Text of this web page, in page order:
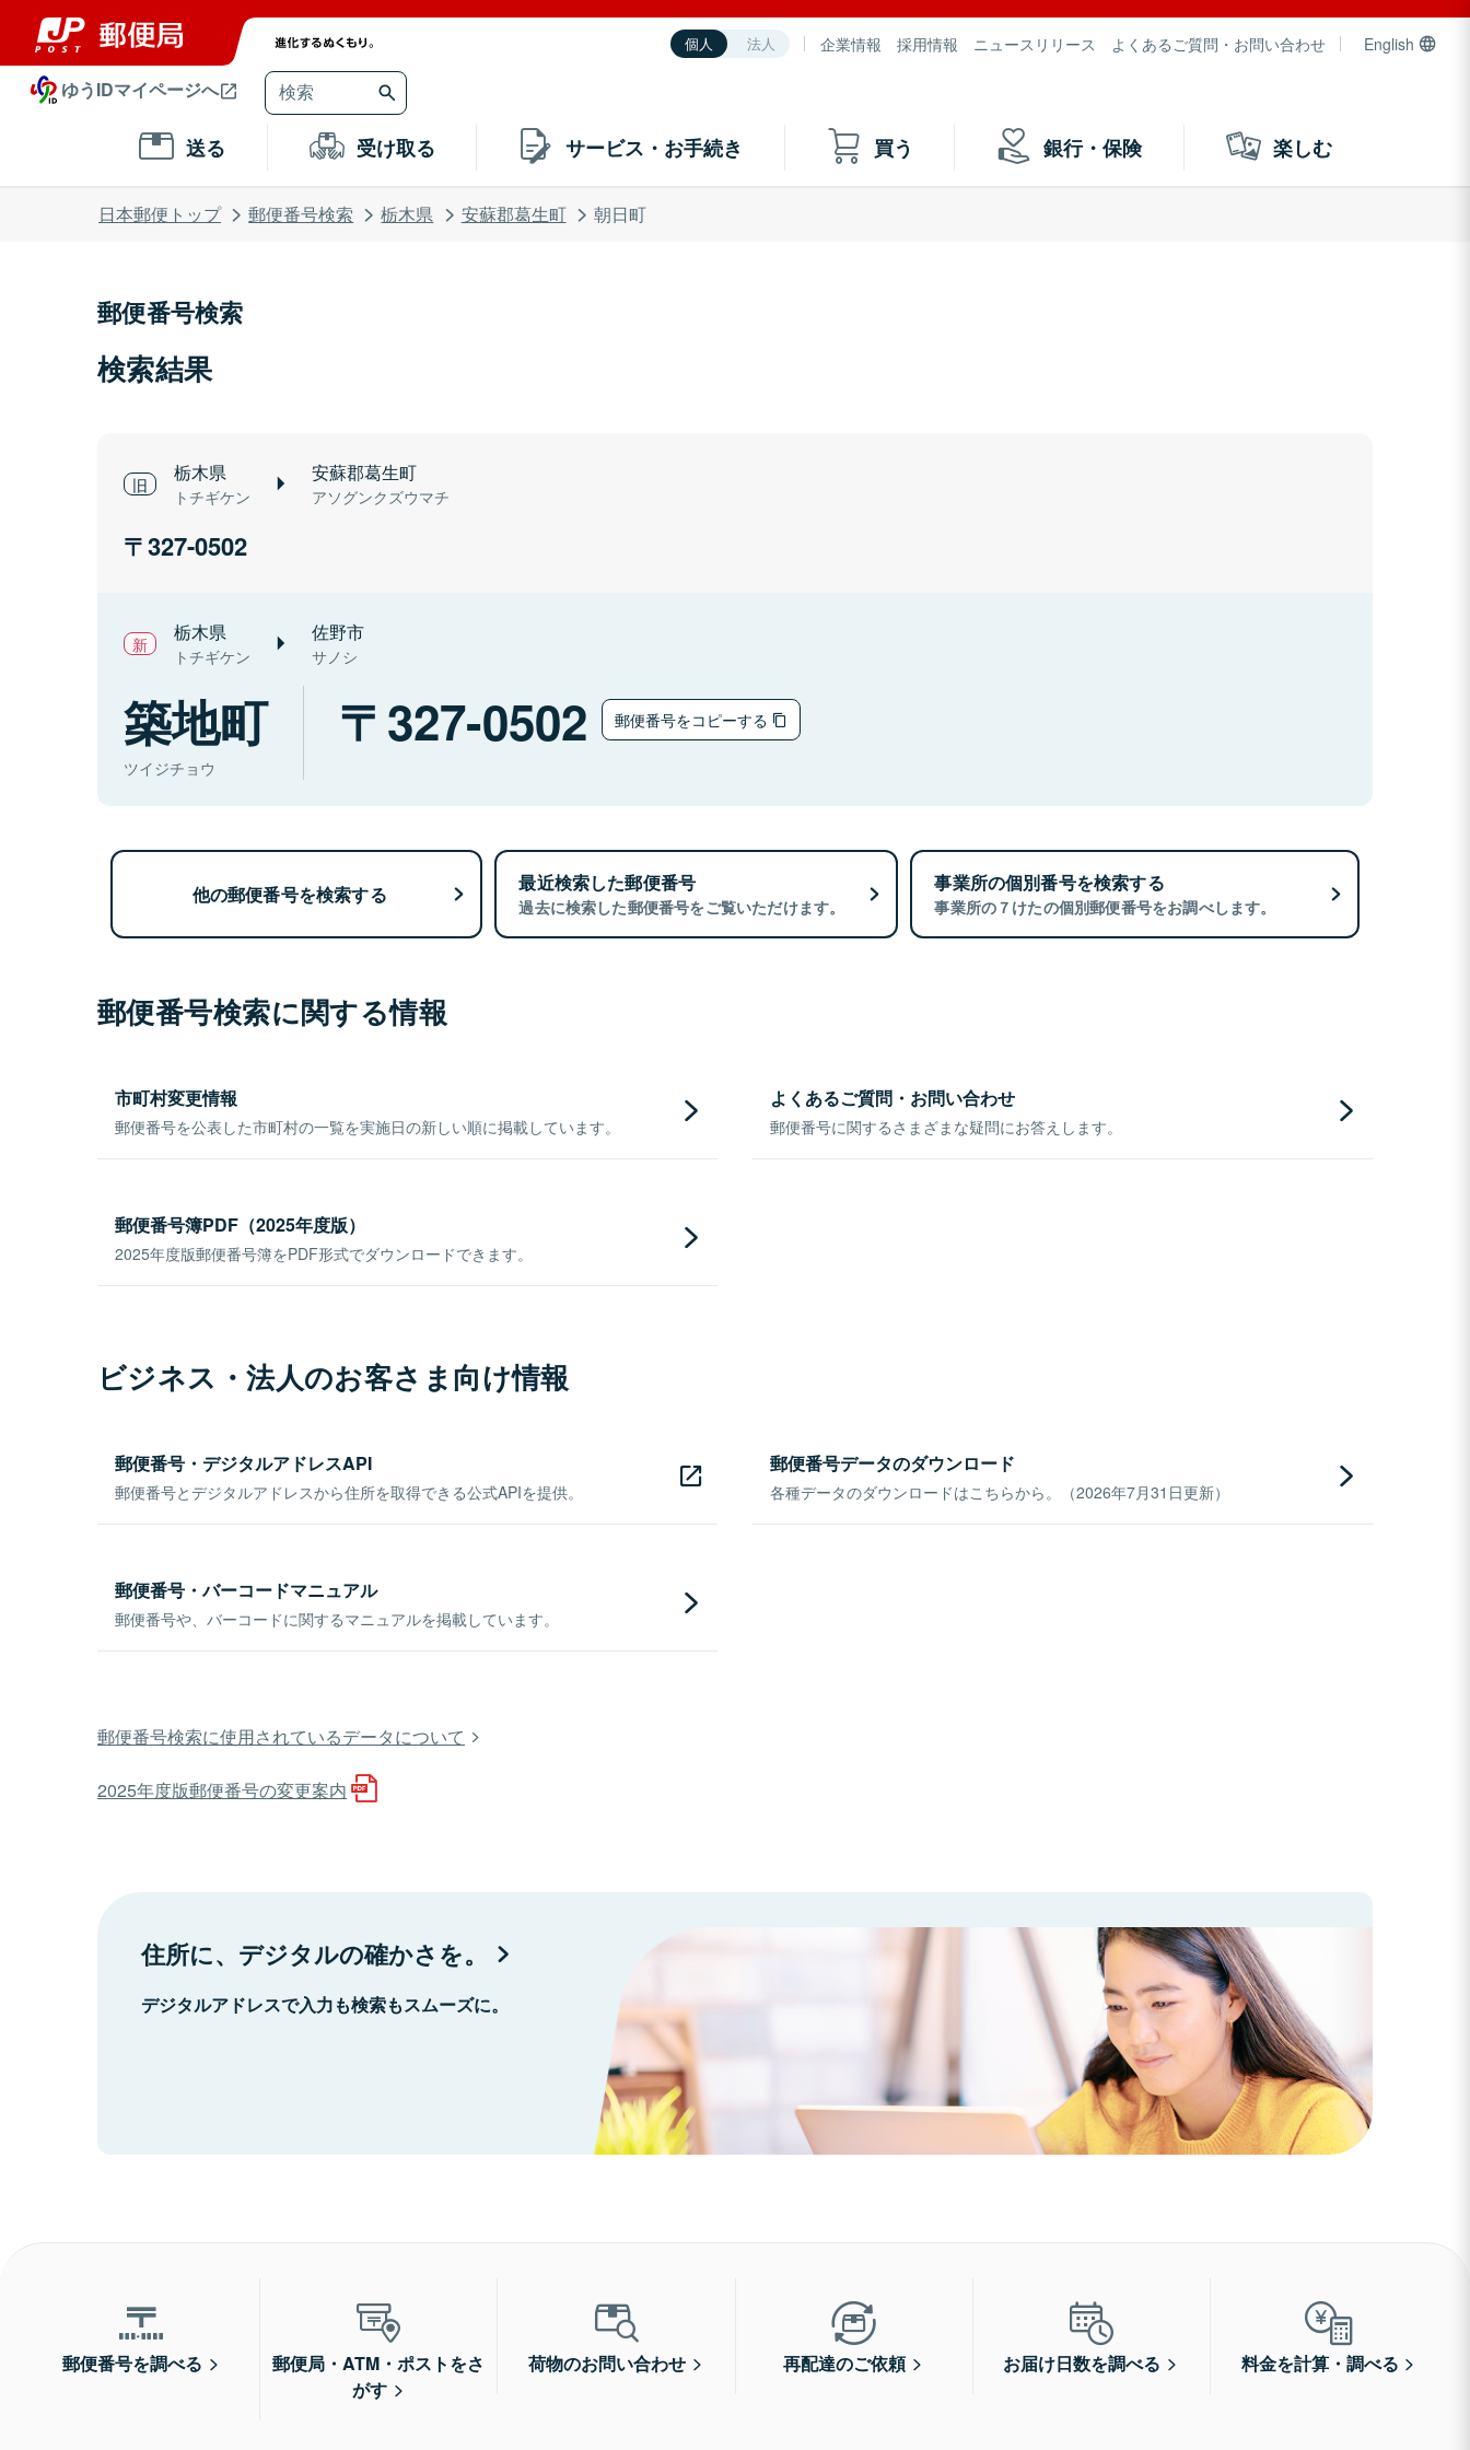
個人 法人 企業情報 採用情報 ニュースリリース よくあるご質問・お問い合わせ English
ゆうIDマイページへ
送る 受け取る サービス・お手続き 買う 銀行・保険 楽しむ
日本郵便トップ 郵便番号検索 栃木県 安蘇郡葛生町 朝日町
郵便番号検索
検索結果
栃木県
トチギケン
安蘇郡葛生町
アソグンクズウマチ
327-0502
栃木県
トチギケン
佐野市
サノシ
築地町
ツイジチョウ
327-0502 郵便番号をコピーする
他の郵便番号を検索する 最近検索した郵便番号
過去に検索した郵便番号をご覧いただけます。
事業所の個別番号を検索する
事業所の７けたの個別郵便番号をお調べします。
郵便番号検索に関する情報
市町村変更情報
郵便番号を公表した市町村の一覧を実施日の新しい順に掲載しています。
よくあるご質問・お問い合わせ
郵便番号に関するさまざまな疑問にお答えします。
郵便番号簿PDF（2025年度版）
2025年度版郵便番号簿をPDF形式でダウンロードできます。
ビジネス・法人のお客さま向け情報
郵便番号・デジタルアドレスAPI
郵便番号とデジタルアドレスから住所を取得できる公式APIを提供。
郵便番号データのダウンロード
各種データのダウンロードはこちらから。（2026年7月31日更新）
郵便番号・バーコードマニュアル
郵便番号や、バーコードに関するマニュアルを掲載しています。
郵便番号検索に使用されているデータについて
2025年度版郵便番号の変更案内
住所に、デジタルの確かさを。
デジタルアドレスで入力も検索もスムーズに。
郵便番号を調べる
郵便局・ATM・ポストをさ
がす
荷物のお問い合わせ 再配達のご依頼 お届け日数を調べる 料金を計算・調べる